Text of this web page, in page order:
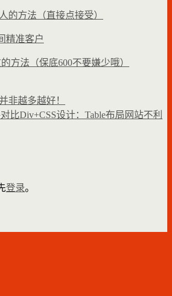
的方法（直接点接受）
精准客户
方法（保底600不要嫌少哦）
非越多越好！
比Div+CSS设计：Table布局网站不利
登录。